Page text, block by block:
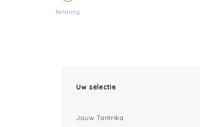
Betaling
Uw selectie
Jouw Tantrika